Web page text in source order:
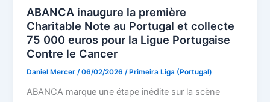
ABANCA inaugure la première
Charitable Note au Portugal et collecte
75 000 euros pour la Ligue Portugaise
Contre le Cancer
Daniel Mercer/06/02/2026/ Primeira Liga (Portugal)
ABANCA marque une étape inédite sur la scène